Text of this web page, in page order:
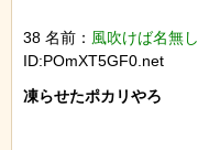
38 名前： 風吹けば名無し
ID:POmXT5GF0.net
凍らせたポカリやろ